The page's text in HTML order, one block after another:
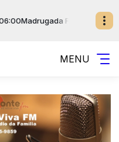
Madrugada Fonte de Água
MENU